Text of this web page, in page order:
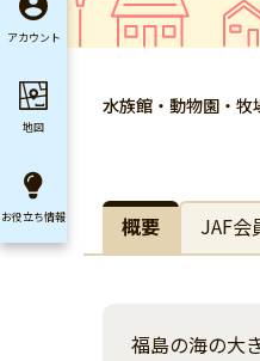
水族館・動物園・牧
概要 JAF会
福島の海の大
アカウント
地図
お役立ち情報